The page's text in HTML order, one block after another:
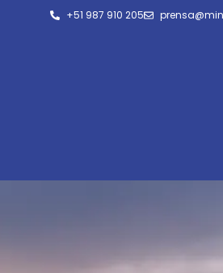
+51 987 910 205